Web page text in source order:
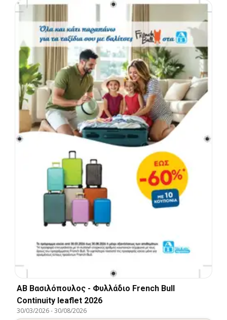
ΑΒ Βασιλόπουλος - Φυλλάδιο French Bull
Continuity leaflet 2026
30/03/2026-30/08/2026